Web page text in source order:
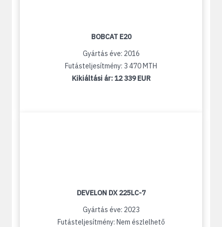
BOBCAT E20
Gyártás éve: 2016
Futásteljesítmény: 3 470 MTH
Kikiáltási ár:12 339 EUR
DEVELON DX 225LC-7
Gyártás éve: 2023
Futásteljesítmény: Nem észlelhető